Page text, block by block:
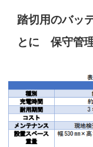
踏切用のバッ
とに 保守管